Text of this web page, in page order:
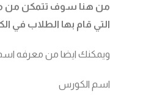
من هنا سوف تتمكن من
التي قام بها الطلاب في
ويمكنك ايضا من معرفه
اسم الكورس